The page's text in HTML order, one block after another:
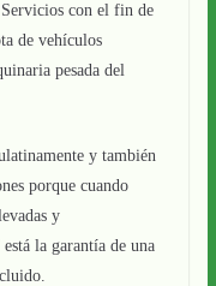
con el fin de
de vehículos
pesada del
y también
porque cuando
y
la garantía de una